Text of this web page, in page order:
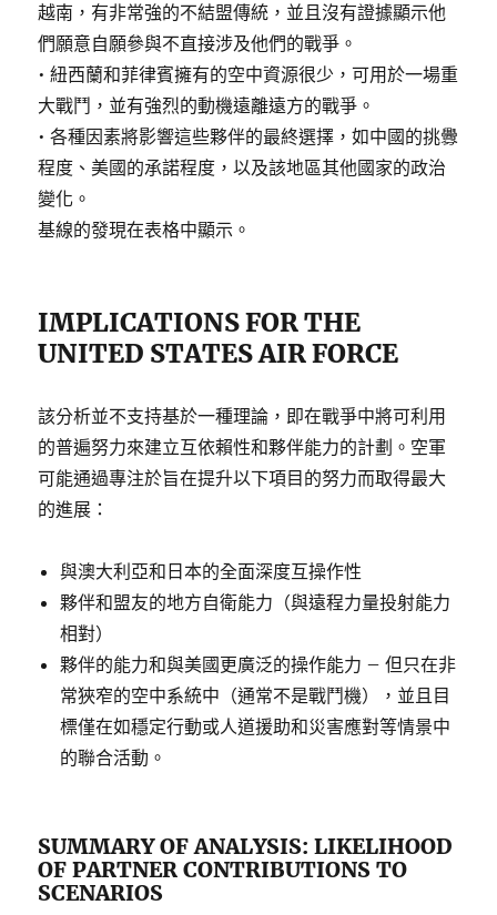
越南，有非常強的不結盟傳統，並且沒有證據顯示他
們願意自願參與不直接涉及他們的戰爭。
• 紐西蘭和菲律賓擁有的空中資源很少，可用於一場重
大戰鬥，並有強烈的動機遠離遠方的戰爭。
• 各種因素將影響這些夥伴的最終選擇，如中國的挑釁
程度、美國的承諾程度，以及該地區其他國家的政治
變化。
基線的發現在表格中顯示。
IMPLICATIONS FOR THE
UNITED STATES AIR FORCE
該分析並不支持基於一種理論，即在戰爭中將可利用
的普遍努力來建立互依賴性和夥伴能力的計劃。空軍
可能通過專注於旨在提升以下項目的努力而取得最大
的進展：
與澳大利亞和日本的全面深度互操作性
夥伴和盟友的地方自衛能力（與遠程力量投射能力
相對）
夥伴的能力和與美國更廣泛的操作能力 – 但只在非
常狹窄的空中系統中（通常不是戰鬥機），並且目
標僅在如穩定行動或人道援助和災害應對等情景中
的聯合活動。
SUMMARY OF ANALYSIS: LIKELIHOOD
OF PARTNER CONTRIBUTIONS TO
SCENARIOS